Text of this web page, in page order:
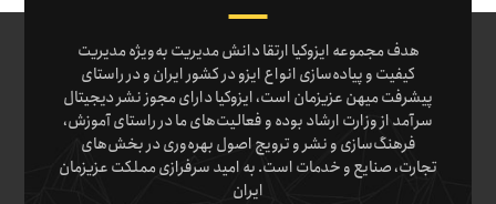
هدف مجموعه ایزوکیا ارتقا دانش مدیریت به‌ویژه مدیریت
کیفیت و پیاده‌سازی انواع ایزو در کشور ایران و در راستای
پیشرفت میهن عزیزمان است، ایزوکیا دارای مجوز نشر دیجیتال
سرآمد از وزارت ارشاد بوده و فعالیت‌های ما در راستای آموزش،
فرهنگ‌سازی و نشر و ترویج اصول بهره‌وری در بخش‌های
تجارت، صنایع و خدمات است. به امید سرفرازی مملکت عزیزمان
ایران